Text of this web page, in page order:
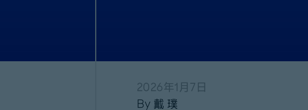
2026年1月7日
By 戴 璞